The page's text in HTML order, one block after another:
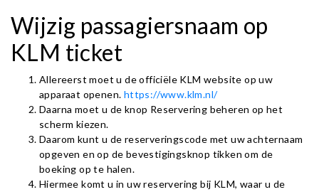
Wijzig passagiersnaam op
KLM ticket
Allereerst moet u de officiële KLM website op uw
apparaat openen. https://www.klm.nl/
Daarna moet u de knop Reservering beheren op het
scherm kiezen.
Daarom kunt u de reserveringscode met uw achternaam
opgeven en op de bevestigingsknop tikken om de
boeking op te halen.
Hiermee komt u in uw reservering bij KLM, waar u de